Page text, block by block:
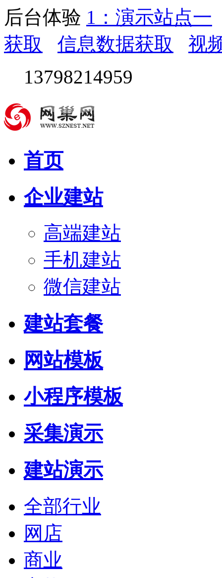
后台体验 1：演示站点一
获取
信息数据获取
视
13798214959
首页
企业建站
高端建站
手机建站
微信建站
建站套餐
网站模板
小程序模板
采集演示
建站演示
全部行业
网店
商业